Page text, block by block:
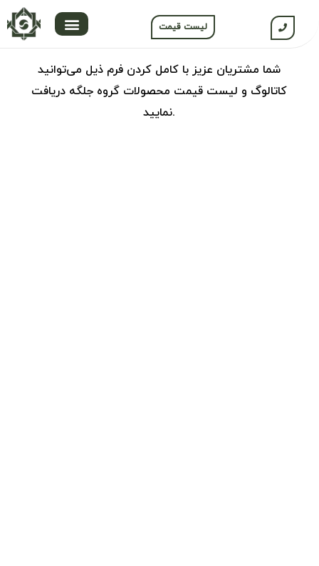
لیست قیمت
شما مشتریان عزیز با کامل کردن فرم ذیل می‌توانید
کاتالوگ و لیست قیمت محصولات گروه جلگه دریافت
نمایید.